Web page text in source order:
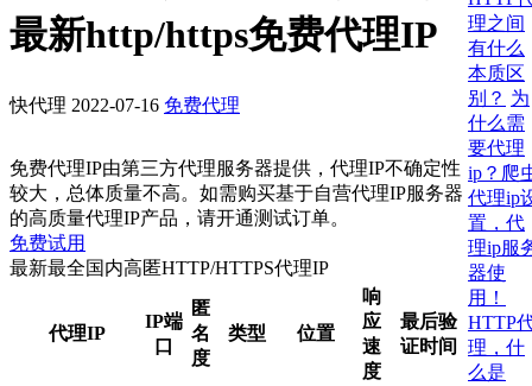
最新http/https免费代理IP
快代理 2022-07-16 免费代理
免费代理IP由第三方代理服务器提供，代理IP不确定性
较大，总体质量不高。如需购买基于自营代理IP服务器
的高质量代理IP产品，请开通测试订单。
免费试用
最新最全国内高匿HTTP/HTTPS代理IP
代理IP
IP端
口
匿
名
度
类型 位置
响
应
速
度
最后验
证时间
理之间
有什么
本质区
别？ 为
什么需
要代理
ip？爬
代理ip
置，代
理ip服
器使
用！
HTTP
理，什
么是